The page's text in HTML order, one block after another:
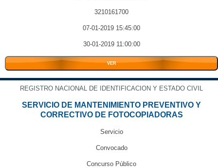
3210161700
07-01-2019 15:45:00
30-01-2019 11:00:00
VER
REGISTRO NACIONAL DE IDENTIFICACION Y ESTADO CIVIL
SERVICIO DE MANTENIMIENTO PREVENTIVO Y
CORRECTIVO DE FOTOCOPIADORAS
Servicio
Convocado
Concurso Público